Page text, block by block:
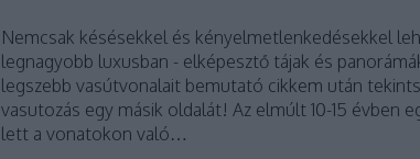
Nemcsak késésekkel és kényelmetlenkedésekkel
legnagyobb luxusban - elképesztő tájak és
legszebb vasútvonalait bemutató cikkem után
vasutozás egy másik oldalát! Az elmúlt 10-15 évben
lett a vonatokon való…